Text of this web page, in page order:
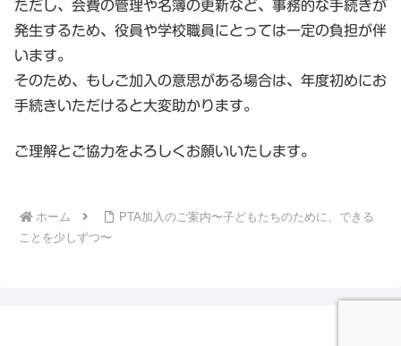
ただし、 会費の管理や名簿の更新など、事務的な手続きが
発生するため、役員や学校職員にとっては一定の負担が伴
います。
そのため、もしご加入の意思がある場合は、 年度初めにお
手続きいただけると大変助かります。
ご理解とご協力をよろしくお願いいたします。
ホーム
PTA加入のご案内〜子どもたちのために、できる
ことを少しずつ〜